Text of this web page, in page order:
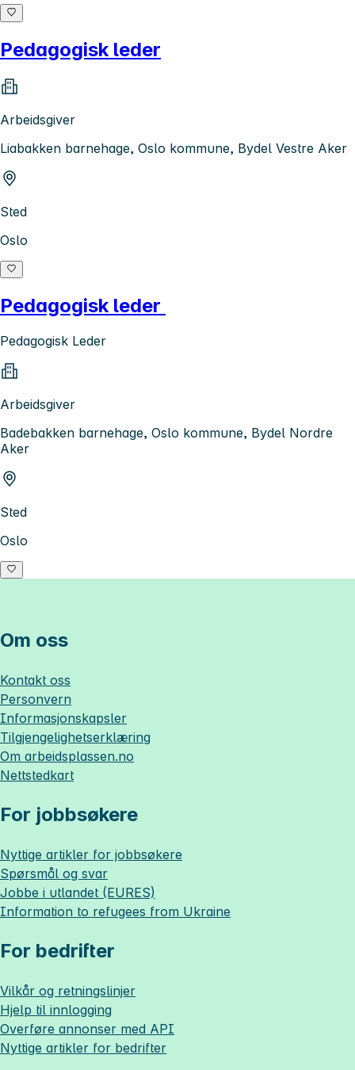
Pedagogisk leder
Arbeidsgiver
Liabakken barnehage, Oslo kommune, Bydel Vestre Aker
Sted
Oslo
Pedagogisk leder
Pedagogisk Leder
Arbeidsgiver
Badebakken barnehage, Oslo kommune, Bydel Nordre
Aker
Sted
Oslo
Om oss
Kontakt oss
Personvern
Informasjonskapsler
Tilgjengelighetserklæring
Om arbeidsplassen.no
Nettstedkart
For jobbsøkere
Nyttige artikler for jobbsøkere
Spørsmål og svar
Jobbe i utlandet (EURES)
Information to refugees from Ukraine
For bedrifter
Vilkår og retningslinjer
Hjelp til innlogging
Overføre annonser med API
Nyttige artikler for bedrifter